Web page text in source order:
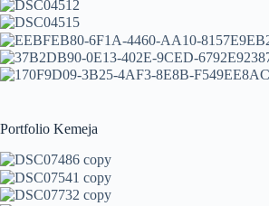
Portfolio Kemeja